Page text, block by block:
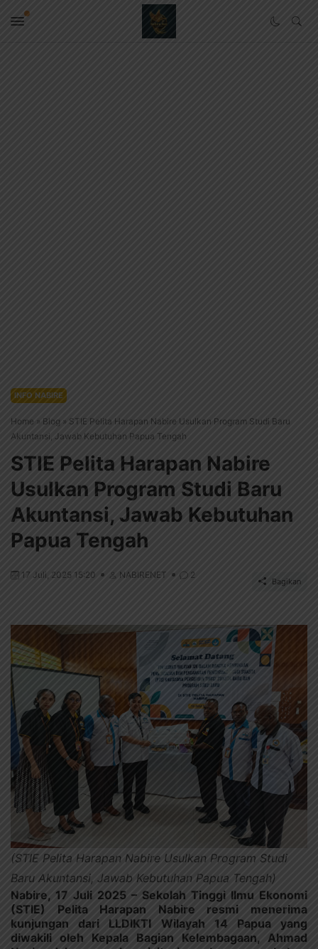
INFO NABIRE
Home » Blog » STIE Pelita Harapan Nabire Usulkan Program Studi Baru
Akuntansi, Jawab Kebutuhan Papua Tengah
STIE Pelita Harapan Nabire
Usulkan Program Studi Baru
Akuntansi, Jawab Kebutuhan
Papua Tengah
17 Juli, 2025 15:20 NABIRENET 2
Bagikan
(STIE Pelita Harapan Nabire Usulkan Program Studi
Baru Akuntansi, Jawab Kebutuhan Papua Tengah)
Nabire, 17 Juli 2025 – Sekolah Tinggi Ilmu Ekonomi
(STIE) Pelita Harapan Nabire resmi menerima
kunjungan dari LLDIKTI Wilayah 14 Papua yang
diwakili oleh Kepala Bagian Kelembagaan, Ahmad